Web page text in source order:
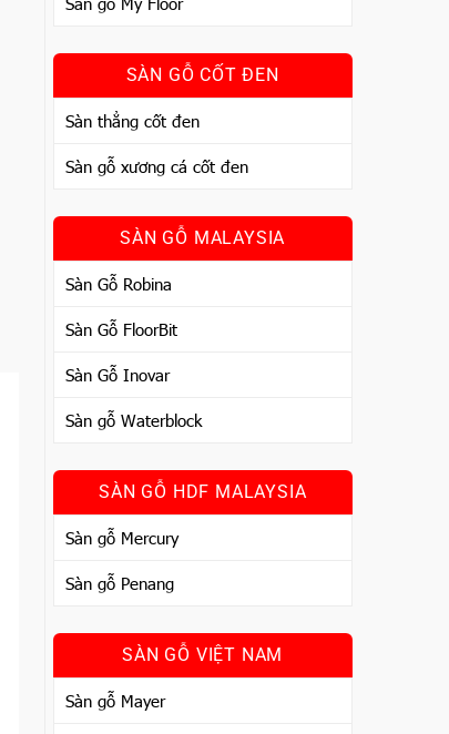
SÀN GỖ CỐT ĐEN
Sàn thẳng cốt đen
Sàn gỗ xương cá cốt đen
SÀN GỖ MALAYSIA
Sàn Gỗ Robina
Sàn Gỗ FloorBit
Sàn Gỗ Inovar
Sàn gỗ Waterblock
SÀN GỖ HDF MALAYSIA
Sàn gỗ Mercury
Sàn gỗ Penang
SÀN GỖ VIỆT NAM
Sàn gỗ Mayer